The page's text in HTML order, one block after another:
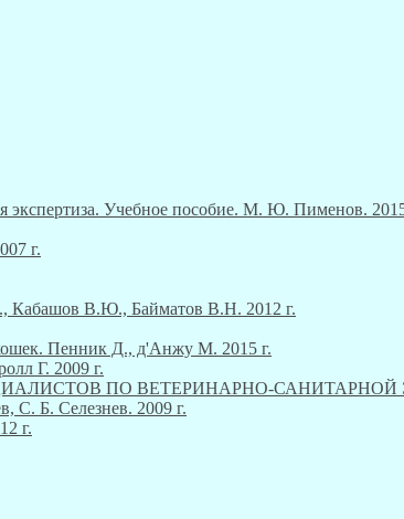
экспертиза. Учебное пособие. М. Ю. Пименов.
г.
Кабашов В.Ю., Байматов В.Н. 2012 г.
кошек. Пенник Д., д'Анжу М. 2015 г.
Г. 2009 г.
ПО ВЕТЕРИНАРНО-САНИТАРНОЙ
Б. Селезнев. 2009 г.
г.